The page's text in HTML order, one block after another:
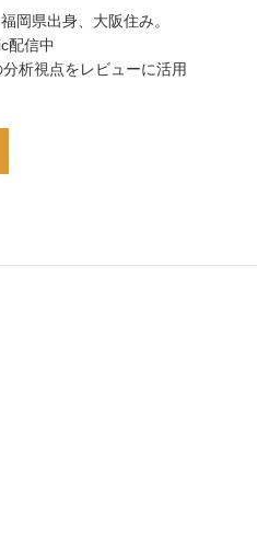
岡県出身、大阪住み。
配信中
析視点をレビューに活用